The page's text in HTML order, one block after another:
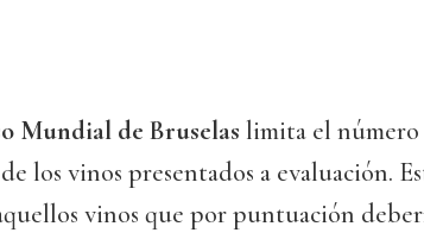
Mundial de Bruselas limita el número
los vinos presentados a evaluación.
vinos que por puntuación